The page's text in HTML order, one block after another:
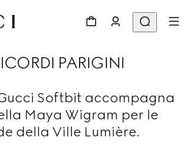
PARIGINI
Softbit accompagna
Maya Wigram per le
della Ville Lumière.